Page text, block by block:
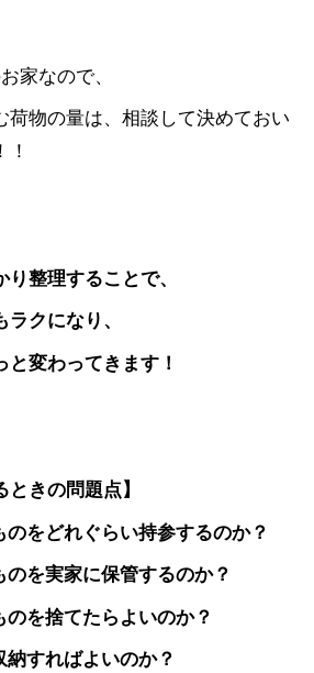
家なので、
荷物の量は、相談して決めておい
整理することで、
クになり、
変わってきます！
ときの問題点】
どれぐらい持参するのか？
実家に保管するのか？
捨てたらよいのか？
すればよいのか？